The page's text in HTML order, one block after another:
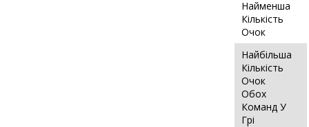
Найменша
Кількість
Очок
Найбільша
Кількість
Очок
Обох
Команд У
Грі